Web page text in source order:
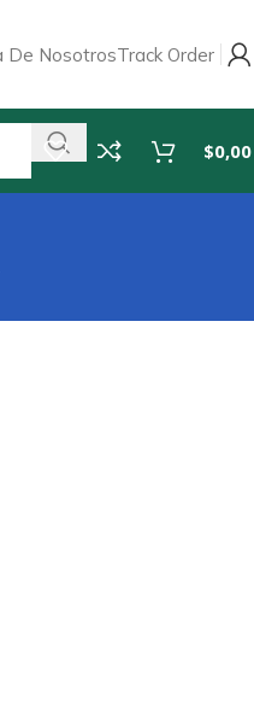
De NosotrosTrack Order
$0,00